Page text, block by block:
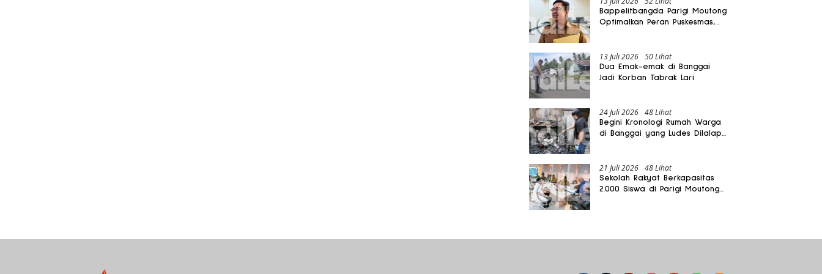
Bappelitbangda Parigi Moutong
Optimalkan Peran Puskesmas,
13 Juli 2026 50 Lihat
Dua Emak-emak di Banggai
Jadi Korban Tabrak Lari
24 Juli 2026 48 Lihat
Begini Kronologi Rumah Warga
di Banggai yang Ludes Dilalap
21 Juli 2026 48 Lihat
Sekolah Rakyat Berkapasitas
2.000 Siswa di Parigi Moutong